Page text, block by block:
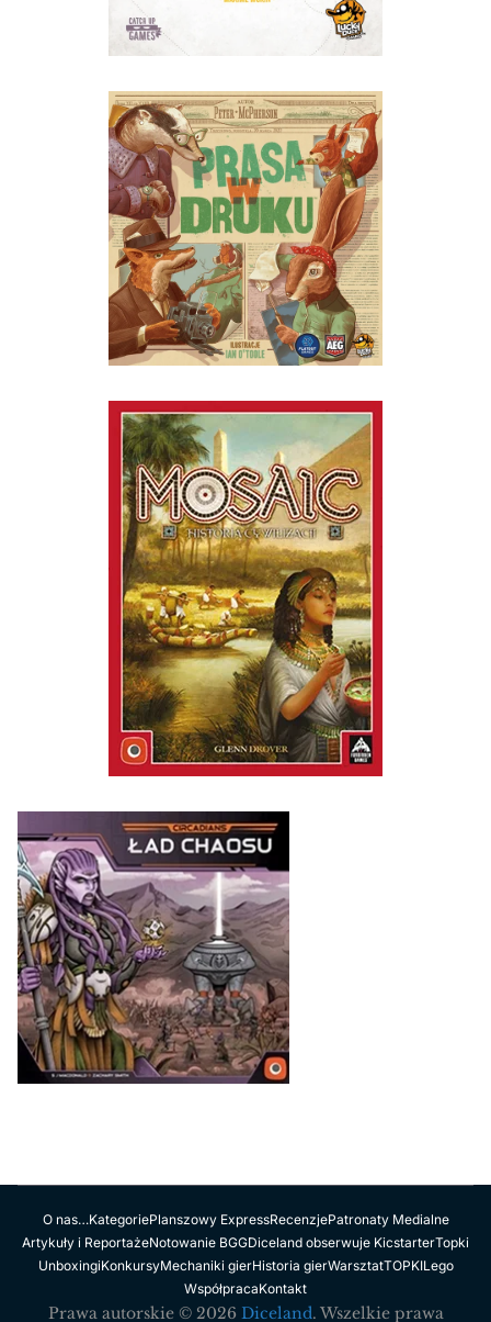
O nas…KategoriePlanszowy ExpressRecenzjePatronaty Medialne
Artykuły i ReportażeNotowanie BGGDiceland obserwuje KicstarterTopki
UnboxingiKonkursyMechaniki gierHistoria gierWarsztatTOPKILego
WspółpracaKontakt
Prawa autorskie © 2026 Diceland. Wszelkie prawa